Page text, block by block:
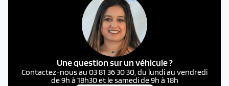
Une question sur un véhicule ?
Contactez-nous au 03 81 36 30 30, du lundi au vendredi
de 9h à 18h30 et le samedi de 9h à 18h